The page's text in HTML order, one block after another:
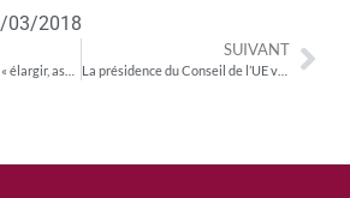
03/2018
SUIVANT
La présidence du Conseil de l’UE veut assouplir le réglement ePrivacy